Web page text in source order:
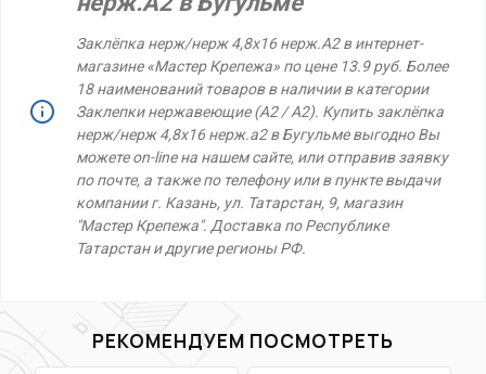
Заклёпка нерж/нерж 4,8х16 нерж.А2 в интернет-
магазине «Мастер Крепежа» по цене 13.9 руб. Более
18 наименований товаров в наличии в категории
Заклепки нержавеющие (А2 / А2). Купить заклёпка
нерж/нерж 4,8х16 нерж.а2 в Бугульме выгодно Вы
можете on-line на нашем сайте, или отправив заявку
по почте, а также по телефону или в пункте выдачи
компании г. Казань, ул. Татарстан, 9, магазин
"Мастер Крепежа". Доставка по Республике
Татарстан и другие регионы РФ.
РЕКОМЕНДУЕМ ПОСМОТРЕТЬ